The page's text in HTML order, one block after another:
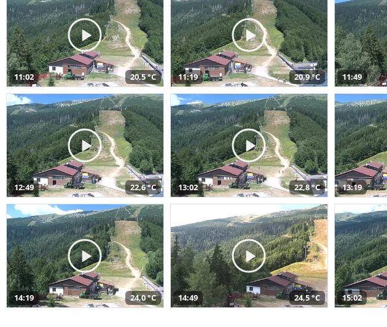
11:02 20,5 °C 11:19 20,9 °C 11:49
12:49 22,6 °C 13:02 22,8 °C 13:19
14:19 24,0 °C 14:49 24,5 °C 15:02